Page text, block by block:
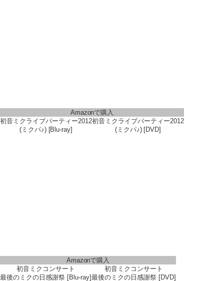
Amazonで購入
初音ミクライブパーティー2012
(ミクパ♪) [Blu-ray]
初音ミクライブパーティー2012
(ミクパ♪) [DVD]
Amazonで購入
初音ミクコンサート
最後のミクの日感謝祭 [Blu-ray]
初音ミクコンサート
最後のミクの日感謝祭 [DVD]